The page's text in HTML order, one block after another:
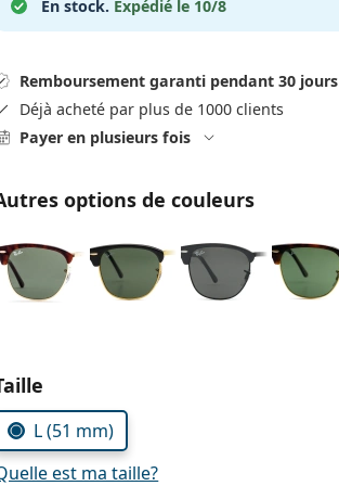
En stock. Expédié le 10/8
Remboursement garanti pendant 30 jours
Déjà acheté par plus de 1000 clients
Payer en plusieurs fois
options de couleurs
les paramètres
L (51 mm)
est ma taille?